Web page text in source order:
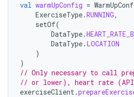
val warmUpConfig =
ExerciseType.RUNNING,
setOf(
DataType.
DataType. LOCATION
)
)
// Only necessary to call
// or lower), heart rate
exerciseClient.